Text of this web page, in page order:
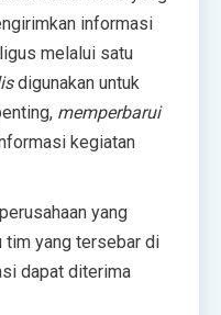
informasi
melalui satu
digunakan untuk
memperbarui
kegiatan
yang
tim yang tersebar di
dapat diterima